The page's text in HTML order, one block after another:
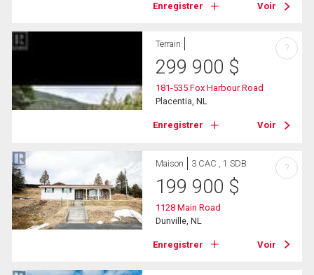
Enregistrer Voir
Terrain
299 900 $
181-535 Fox Harbour Road
Placentia, NL
Enregistrer Voir
?
Maison 3 CAC , 1 SDB
199 900 $
1128 Main Road
Dunville, NL
Enregistrer Voir
?